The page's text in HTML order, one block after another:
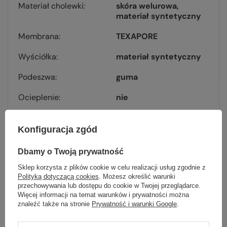
Materiał cholewki
skóra welurowa
materiał syntetyczny
Membrana
TEXAPORE
Wyściółka
materiał syntetyczny
Podeszwa
guma
Ocieplenie
nie
Szersze kopyto
Kod EAN
4060477703855
Konfiguracja zgód
Dbamy o Twoją prywatność
Sklep korzysta z plików cookie w celu realizacji usług zgodnie z
Polityką dotyczącą cookies. Możesz określić warunki
przechowywania lub dostępu do cookie w Twojej przeglądarce.
Więcej informacji na temat warunków i prywatności można
znaleźć także na stronie Prywatność i warunki Google.